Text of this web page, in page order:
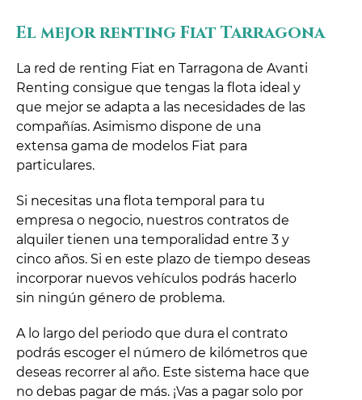
El mejor renting Fiat Tarragona
La red de renting Fiat en Tarragona de Avanti
Renting consigue que tengas la flota ideal y
que mejor se adapta a las necesidades de las
compañías. Asimismo dispone de una
extensa gama de modelos Fiat para
particulares.
Si necesitas una flota temporal para tu
empresa o negocio, nuestros contratos de
alquiler tienen una temporalidad entre 3 y
cinco años. Si en este plazo de tiempo deseas
incorporar nuevos vehículos podrás hacerlo
sin ningún género de problema.
A lo largo del periodo que dura el contrato
podrás escoger el número de kilómetros que
deseas recorrer al año. Este sistema hace que
no debas pagar de más. ¡Vas a pagar solo por